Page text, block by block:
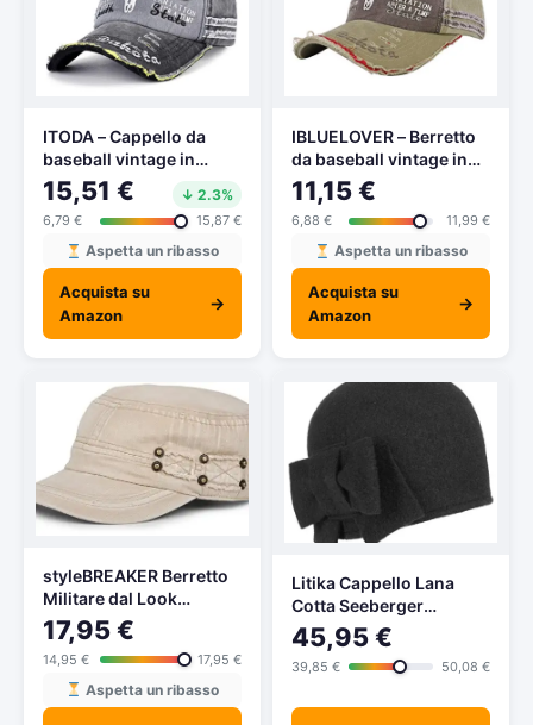
ITODA – Cappello da
baseball vintage in
cotone, con visiera
regolabile, stile vintage,
traspirante, da usare
come berretto da
baseball, per sport,
escursionismo, corsa,
viaggi, trekking, Nero
15,51 € ↓ 2.3%
6,79 € 15,87 €
Aspetta un ribasso
Acquista su
Amazon
→
IBLUELOVER – Berretto
da baseball vintage in
cotone con visiera
regolabile, con
protezione UV, per
sport, escursionismo,
corsa, viaggi, cachi, 55-
60cm(21.7-23.6inch)
11,15 €
6,88 € 11,99 €
Aspetta un ribasso
Acquista su
Amazon
→
styleBREAKER Berretto
Militare dal Look
Washed, Used, Vintage,
Regolabile, Unisex
04023011, Colore:Beige
17,95 €
14,95 € 17,95 €
Aspetta un ribasso
Litika Cappello Lana
Cotta Seeberger
cappello follato Taglia
unica – nero
45,95 €
39,85 € 50,08 €